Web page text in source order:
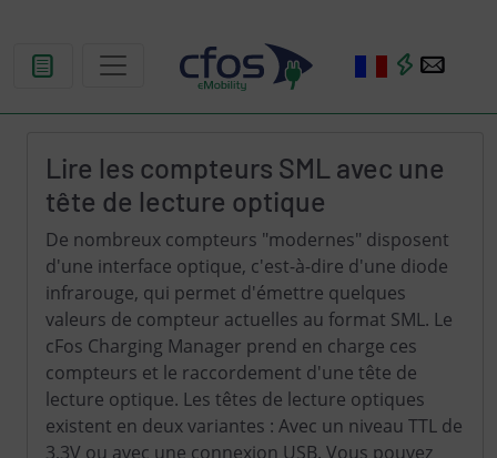
Lire les compteurs SML avec une
tête de lecture optique
De nombreux compteurs "modernes" disposent
d'une interface optique, c'est-à-dire d'une diode
infrarouge, qui permet d'émettre quelques
valeurs de compteur actuelles au format SML. Le
cFos Charging Manager prend en charge ces
compteurs et le raccordement d'une tête de
lecture optique. Les têtes de lecture optiques
existent en deux variantes : Avec un niveau TTL de
3,3V ou avec une connexion USB. Vous pouvez